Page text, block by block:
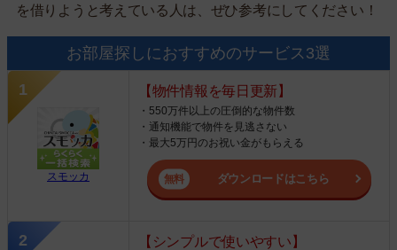
を借りようと考えている人は、ぜひ参考にしてください！
お部屋探しにおすすめのサービス3選
スモッカ
【物件情報を毎日更新】
・550万件以上の圧倒的な物件数
・通知機能で物件を見逃さない
・最大5万円のお祝い金がもらえる
ダウンロードはこちら
【シンプルで使いやすい】